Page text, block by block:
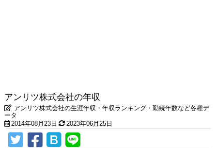
アンリツ株式会社の年収
アンリツ株式会社の生涯年収・年収ランキング・勤続年数など各種デ
ータ
2014年08月23日
2023年06月25日